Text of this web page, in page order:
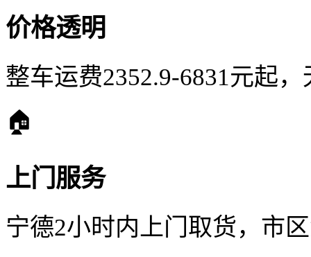
价格透明
整车运费2352.9-6831元起
🏠
上门服务
宁德2小时内上门取货，市